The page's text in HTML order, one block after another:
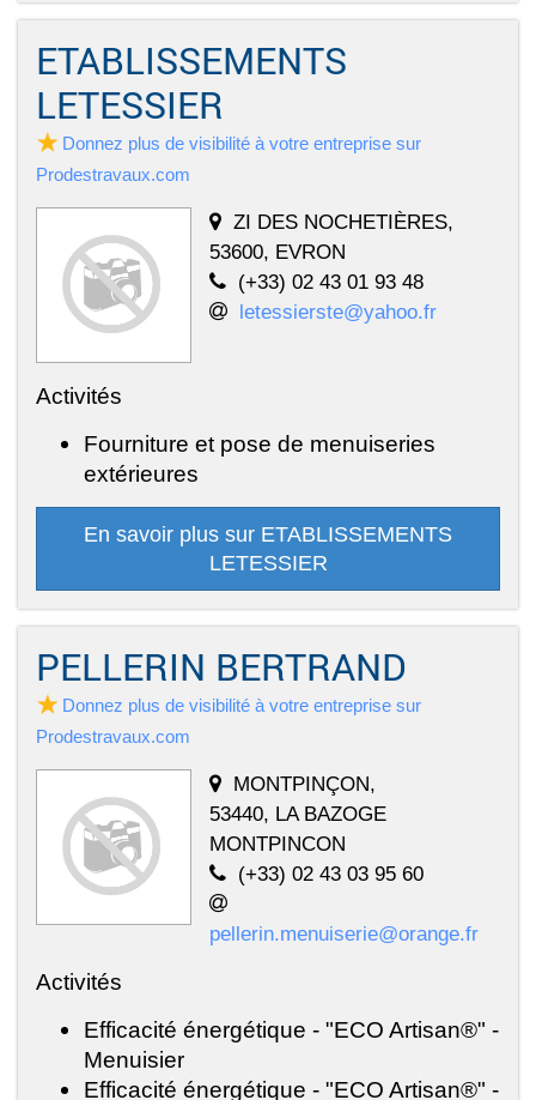
ETABLISSEMENTS
LETESSIER
Donnez plus de visibilité à votre entreprise sur
Prodestravaux.com
ZI DES NOCHETIÈRES,
53600, EVRON
(+33) 02 43 01 93 48
letessierste@yahoo.fr
Activités
Fourniture et pose de menuiseries
extérieures
En savoir plus sur ETABLISSEMENTS
LETESSIER
PELLERIN BERTRAND
Donnez plus de visibilité à votre entreprise sur
Prodestravaux.com
MONTPINÇON,
53440, LA BAZOGE
MONTPINCON
(+33) 02 43 03 95 60
pellerin.menuiserie@orange.fr
Activités
Efficacité énergétique - "ECO Artisan®" -
Menuisier
Efficacité énergétique - "ECO Artisan®" -